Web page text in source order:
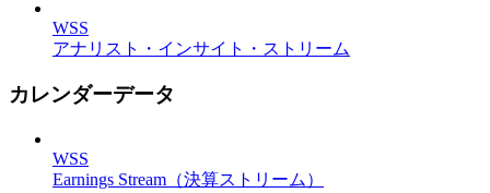
WSS
アナリスト・インサイト・ストリーム
カレンダーデータ
WSS
Earnings Stream（決算ストリーム）